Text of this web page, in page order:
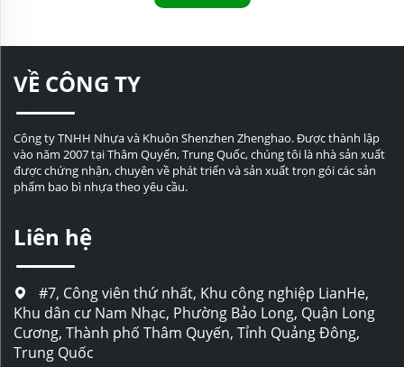
VỀ CÔNG TY
Công ty TNHH Nhựa và Khuôn Shenzhen Zhenghao. Được thành lập
vào năm 2007 tại Thâm Quyến, Trung Quốc, chúng tôi là nhà sản xuất
được chứng nhận, chuyên về phát triển và sản xuất trọn gói các sản
phẩm bao bì nhựa theo yêu cầu.
Liên hệ
#7, Công viên thứ nhất, Khu công nghiệp LianHe,
Khu dân cư Nam Nhạc, Phường Bảo Long, Quận Long
Cương, Thành phố Thâm Quyến, Tỉnh Quảng Đông,
Trung Quốc